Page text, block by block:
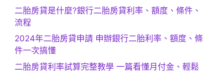
二胎房貸是什麼?銀行二胎房貸利率、額度、條件、
流程
2024年二胎房貸申請 申辦銀行二胎利率、額度、條
件一次搞懂
二胎房貸利率試算完整教學 一篇看懂月付金、輕鬆